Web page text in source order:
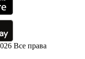
Все права